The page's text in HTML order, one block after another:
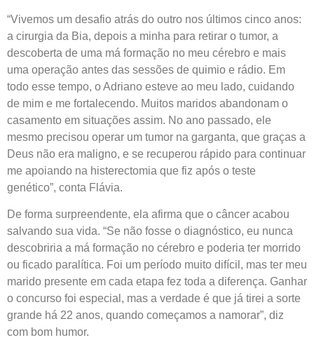
“Vivemos um desafio atrás do outro nos últimos cinco anos:
a cirurgia da Bia, depois a minha para retirar o tumor, a
descoberta de uma má formação no meu cérebro e mais
uma operação antes das sessões de quimio e rádio. Em
todo esse tempo, o Adriano esteve ao meu lado, cuidando
de mim e me fortalecendo. Muitos maridos abandonam o
casamento em situações assim. No ano passado, ele
mesmo precisou operar um tumor na garganta, que graças a
Deus não era maligno, e se recuperou rápido para continuar
me apoiando na histerectomia que fiz após o teste
genético”, conta Flávia.
De forma surpreendente, ela afirma que o câncer acabou
salvando sua vida. “Se não fosse o diagnóstico, eu nunca
descobriria a má formação no cérebro e poderia ter morrido
ou ficado paralítica. Foi um período muito difícil, mas ter meu
marido presente em cada etapa fez toda a diferença. Ganhar
o concurso foi especial, mas a verdade é que já tirei a sorte
grande há 22 anos, quando começamos a namorar”, diz
com bom humor.